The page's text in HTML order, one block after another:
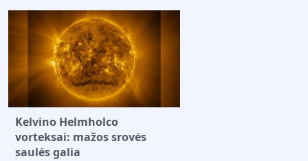
Kelvino Helmholco
vorteksai: mažos srovės
saulės galia